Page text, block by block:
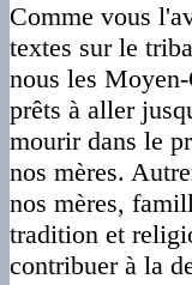
Comme vous
textes sur le
nous les
prêts à aller
mourir dans le
nos mères.
nos mères,
tradition et
contribuer à la